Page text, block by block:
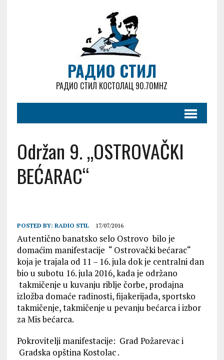
РАДИО СТИЛ
РАДИО СТИЛ КОСТОЛАЦ 90.70MHZ
Održan 9. „OSTROVAČKI
BEĆARAC“
POSTED BY: RADIO STIL 17/07/2016
Autentično banatsko selo Ostrovo bilo je
domaćim manifestacije “ Ostrovački bećarac“
koja je trajala od 11 – 16. jula dok je centralni dan
bio u subotu 16. jula 2016, kada je održano
takmičenje u kuvanju riblje čorbe, prodajna
izložba domaće radinosti, fijakerijada, sportsko
takmičenje, takmičenje u pevanju bećarca i izbor
za Mis bećarca.
Pokrovitelji manifestacije: Grad Požarevac i
Gradska opština Kostolac .